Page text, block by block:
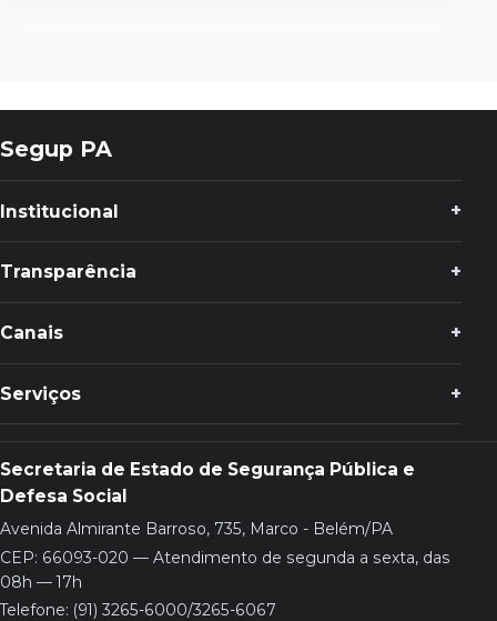
Segup PA
Institucional
Transparência
Canais
Serviços
Secretaria de Estado de Segurança Pública e
Defesa Social
Avenida Almirante Barroso, 735, Marco - Belém/PA
CEP: 66093-020 — Atendimento de segunda a sexta, das
08h — 17h
Telefone: (91) 3265-6000/3265-6067